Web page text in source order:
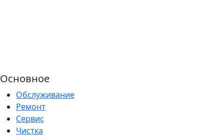
Основное
Обслуживание
Ремонт
Сервис
Чистка